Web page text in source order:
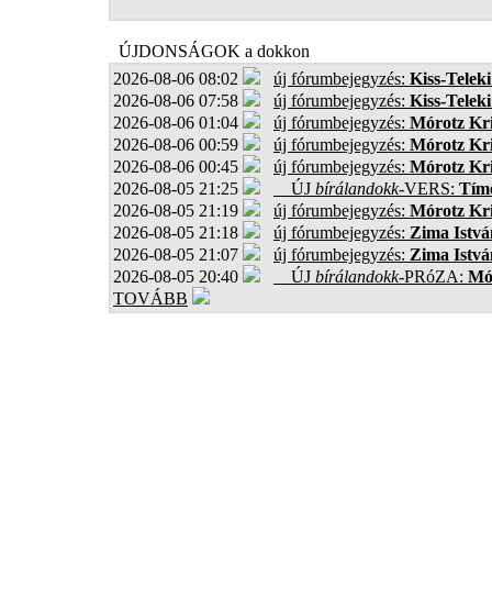
ÚJDONSÁGOK a dokkon
2026-08-06 08:02
új fórumbejegyzés: Kiss-
2026-08-06 07:58
új fórumbejegyzés: Kiss-
2026-08-06 01:04
új fórumbejegyzés: Mórotz
2026-08-06 00:59
új fórumbejegyzés: Mórotz
2026-08-06 00:45
új fórumbejegyzés: Mórotz
2026-08-05 21:25
ÚJ bírálandokk-VERS:
2026-08-05 21:19
új fórumbejegyzés: Mórotz
2026-08-05 21:18
új fórumbejegyzés: Zima
2026-08-05 21:07
új fórumbejegyzés: Zima
2026-08-05 20:40
ÚJ bírálandokk-PRóZA:
TOVÁBB